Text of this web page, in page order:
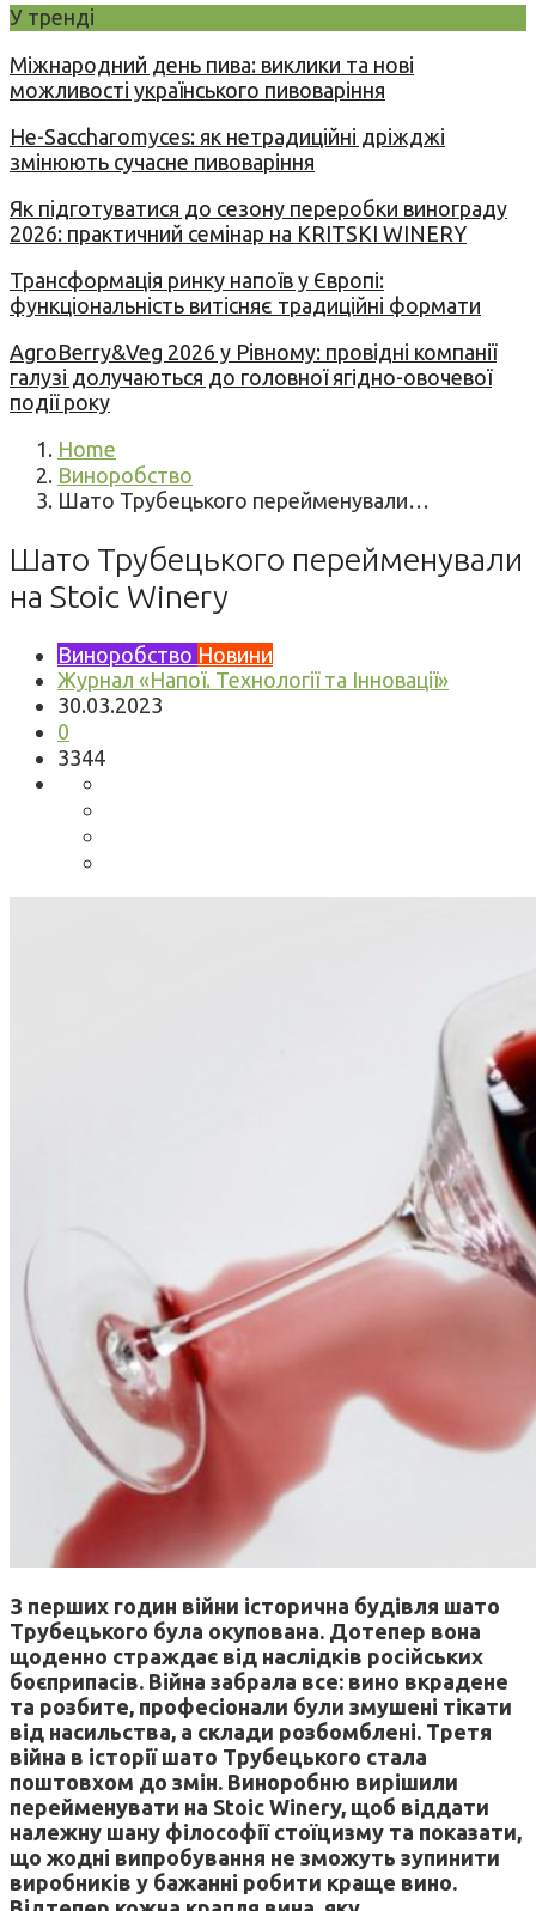
У тренді
Міжнародний день пива: виклики та нові
можливості українського пивоваріння
Не-Saccharomyces: як нетрадиційні дріжджі
змінюють сучасне пивоваріння
Як підготуватися до сезону переробки винограду
2026: практичний семінар на KRITSKI WINERY
Трансформація ринку напоїв у Європі:
функціональність витісняє традиційні формати
AgroBerry&Veg 2026 у Рівному: провідні компанії
галузі долучаються до головної ягідно-овочевої
події року
Home
Виноробство
Шато Трубецького перейменували…
Шато Трубецького перейменували
на Stoic Winery
Виноробство Новини
Журнал «Напої. Технології та Інновації»
30.03.2023
0
3344
З перших годин війни історична будівля шато
Трубецького була окупована. Дотепер вона
щоденно страждає від наслідків російських
боєприпасів. Війна забрала все: вино вкрадене
та розбите, професіонали були змушені тікати
від насильства, а склади розбомблені. Третя
війна в історії шато Трубецького стала
поштовхом до змін. Виноробню вирішили
перейменувати на Stoic Winery, щоб віддати
належну шану філософії стоїцизму та показати,
що жодні випробування не зможуть зупинити
виробників у бажанні робити краще вино.